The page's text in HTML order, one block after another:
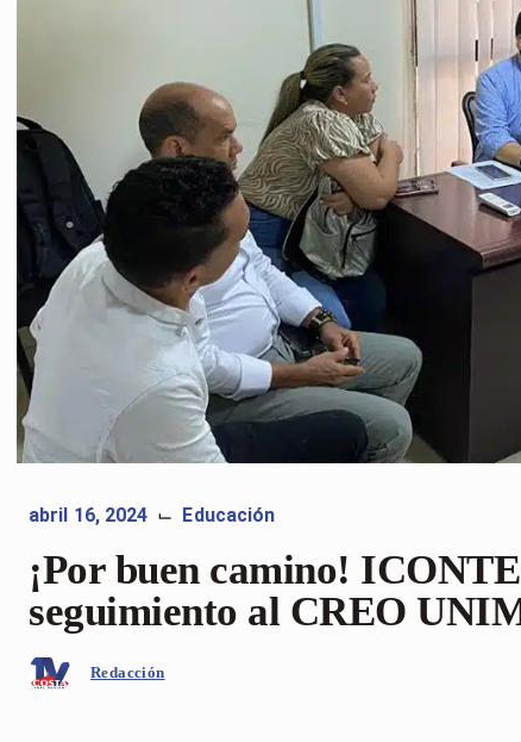
abril 16, 2024 ⌙ Educación
¡Por buen camino!
seguimiento al CREO
Redacción